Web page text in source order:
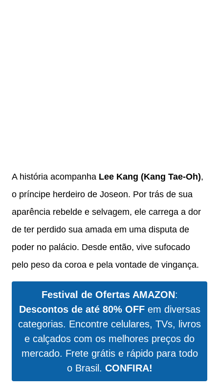
A história acompanha Lee Kang (Kang Tae-Oh),
o príncipe herdeiro de Joseon. Por trás de sua
aparência rebelde e selvagem, ele carrega a dor
de ter perdido sua amada em uma disputa de
poder no palácio. Desde então, vive sufocado
pelo peso da coroa e pela vontade de vingança.
Festival de Ofertas AMAZON:
Descontos de até 80% OFFem diversas
categorias. Encontre celulares, TVs, livros
e calçados com os melhores preços do
mercado. Frete grátis e rápido para todo
o Brasil. CONFIRA!